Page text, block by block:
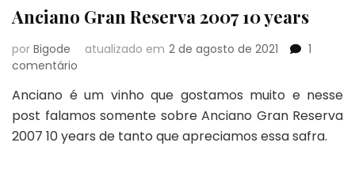
Anciano Gran Reserva 2007 10 years
por Bigode atualizado em 2 de agosto de 2021
1
comentário
Gran
Reserva
2007
Anciano é um vinho que gostamos muito e nesse
post falamos somente sobre Anciano Gran Reserva
2007 10 years de tanto que apreciamos essa safra.